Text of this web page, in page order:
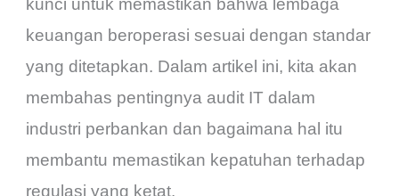
kunci untuk memastikan bahwa lembaga
keuangan beroperasi sesuai dengan standar
yang ditetapkan. Dalam artikel ini, kita akan
membahas pentingnya audit IT dalam
industri perbankan dan bagaimana hal itu
membantu memastikan kepatuhan terhadap
regulasi yang ketat.